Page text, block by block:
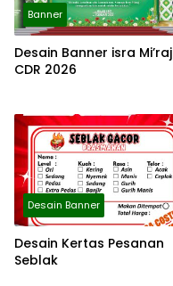
Banner
Desain Banner isra Mi’raj
CDR 2026
Desain Banner
Desain Kertas Pesanan
Seblak